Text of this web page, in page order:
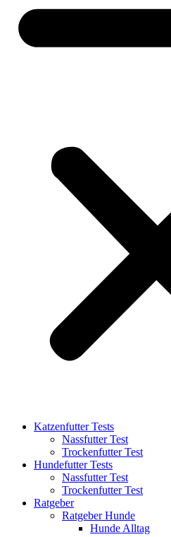
Katzenfutter Tests
Nassfutter Test
Trockenfutter Test
Hundefutter Tests
Nassfutter Test
Trockenfutter Test
Ratgeber
Ratgeber Hunde
Hunde Alltag